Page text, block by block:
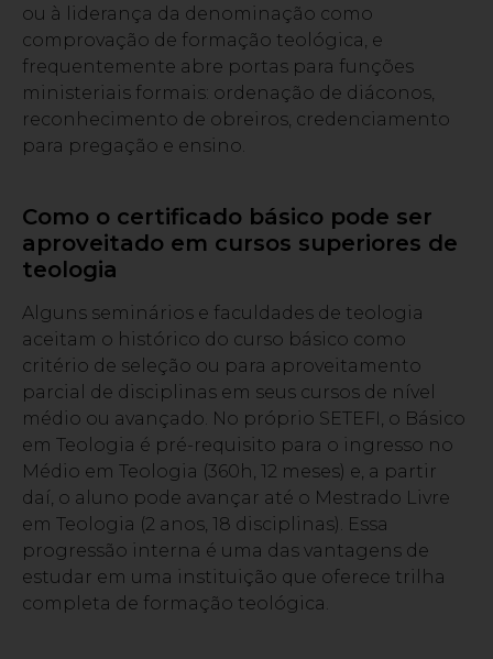
ou à liderança da denominação como
comprovação de formação teológica, e
frequentemente abre portas para funções
ministeriais formais: ordenação de diáconos,
reconhecimento de obreiros, credenciamento
para pregação e ensino.
Como o certificado básico pode ser
aproveitado em cursos superiores de
teologia
Alguns seminários e faculdades de teologia
aceitam o histórico do curso básico como
critério de seleção ou para aproveitamento
parcial de disciplinas em seus cursos de nível
médio ou avançado. No próprio SETEFI, o Básico
em Teologia é pré-requisito para o ingresso no
Médio em Teologia (360h, 12 meses) e, a partir
daí, o aluno pode avançar até o Mestrado Livre
em Teologia (2 anos, 18 disciplinas). Essa
progressão interna é uma das vantagens de
estudar em uma instituição que oferece trilha
completa de formação teológica.